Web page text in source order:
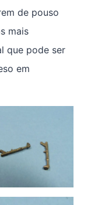
de pouso
mais
que pode ser
em